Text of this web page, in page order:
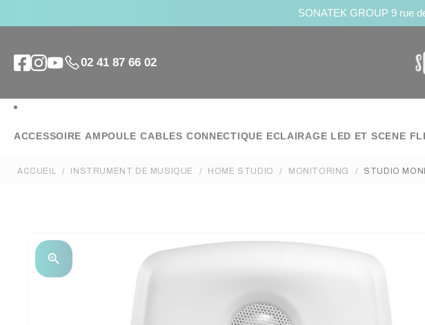
SONATEK GROUP 9 rue
02 41 87 66 02
ACCESSOIRE AMPOULE CABLES CONNECTIQUE ECLAIRAGE LED ET SCENE
ACCUEIL INSTRUMENT DE MUSIQUE HOME STUDIO MONITORING STUDIO
zoom_in